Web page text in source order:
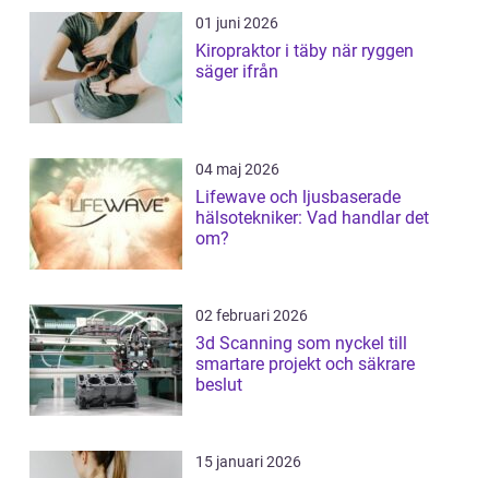
01 juni 2026
Kiropraktor i täby när ryggen
säger ifrån
04 maj 2026
Lifewave och ljusbaserade
hälsotekniker: Vad handlar det
om?
02 februari 2026
3d Scanning som nyckel till
smartare projekt och säkrare
beslut
15 januari 2026